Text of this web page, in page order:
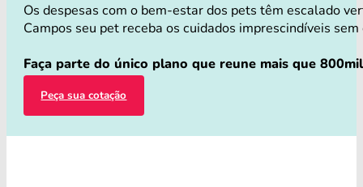
Os despesas com o bem-estar dos pets têm escalado
Campos seu pet receba os cuidados imprescindíveis
Faça parte do único plano que reune mais que
Peça sua cotação